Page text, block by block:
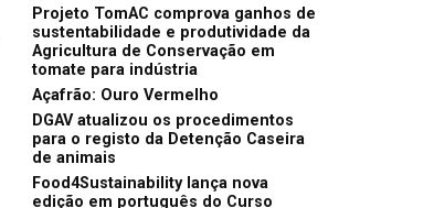
Projeto TomAC comprova ganhos de
sustentabilidade e produtividade da
Agricultura de Conservação em
tomate para indústria
Açafrão: Ouro Vermelho
DGAV atualizou os procedimentos
para o registo da Detenção Caseira
de animais
Food4Sustainability lança nova
edição em português do Curso